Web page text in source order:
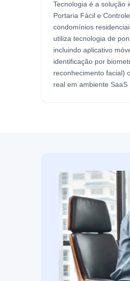
Tecnologia é a solução
Portaria Fácil e
condomínios
utiliza tecnologia de
incluindo aplicativo
identificação por
reconhecimento facial)
real em ambiente SaaS